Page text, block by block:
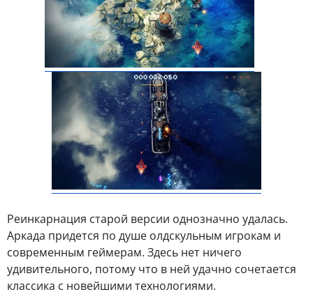
Реинкарнация старой версии однозначно удалась.
Аркада придется по душе олдскульным игрокам и
современным геймерам. Здесь нет ничего
удивительного, потому что в ней удачно сочетается
классика с новейшими технологиями.